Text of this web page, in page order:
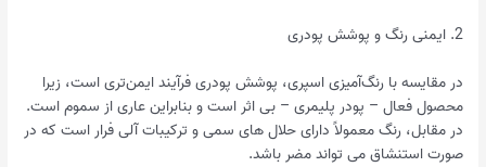
2. ایمنی رنگ و پوشش پودری
در مقایسه با رنگ‌آمیزی اسپری، پوشش پودری فرآیند ایمن‌تری است، زیرا
محصول فعال – پودر پلیمری – بی اثر است و بنابراین عاری از سموم است.
در مقابل، رنگ معمولاً دارای حلال های سمی و ترکیبات آلی فرار است که در
صورت استنشاق می تواند مضر باشد.